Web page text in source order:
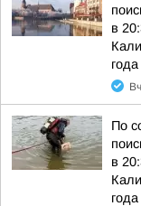
в
По
в